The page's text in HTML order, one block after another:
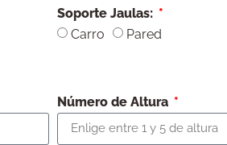
Soporte Jaulas:
Carro
Pared
Número de Altura